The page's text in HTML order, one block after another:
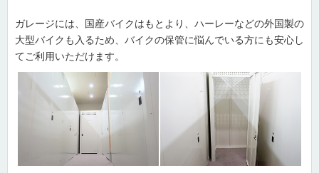
ガレージには、国産バイクはもとより、ハーレーなどの外国製の
大型バイクも入るため、バイクの保管に悩んでいる方にも安心し
てご利用いただけます。